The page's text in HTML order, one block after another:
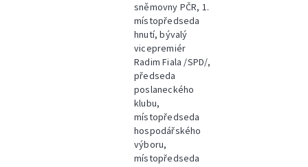
sněmovny PČR, 1.
místopředseda
hnutí, bývalý
vicepremiér
Radim Fiala /SPD/,
předseda
poslaneckého
klubu,
místopředseda
hospodářského
výboru,
místopředseda